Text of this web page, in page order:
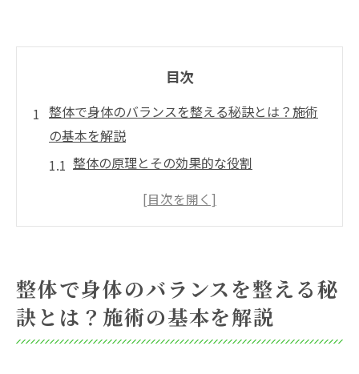
目次
整体で身体のバランスを整える秘訣とは？施術
の基本を解説
整体の原理とその効果的な役割
施術のプロセス：整体における基本的な流
筋肉と骨格のバランスを保つ施術法
整体の効果を最大限に引き出すためのアプ
ローチ
整体で身体のバランスを整える秘
訣とは？施術の基本を解説